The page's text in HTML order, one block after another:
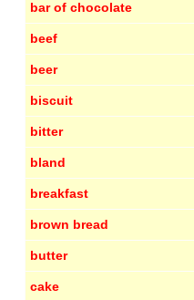
bar of chocolate
beef
beer
biscuit
bitter
bland
breakfast
brown bread
butter
cake